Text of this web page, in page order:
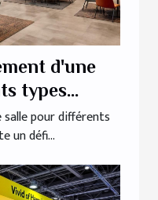
d'une
types
pour différents
un défi...